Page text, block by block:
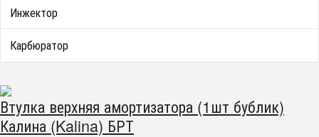
Инжектор
Карбюратор
Втулка верхняя амортизатора (1шт бублик)
Калина (Kalina) БРТ